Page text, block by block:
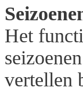
Het
vertellen